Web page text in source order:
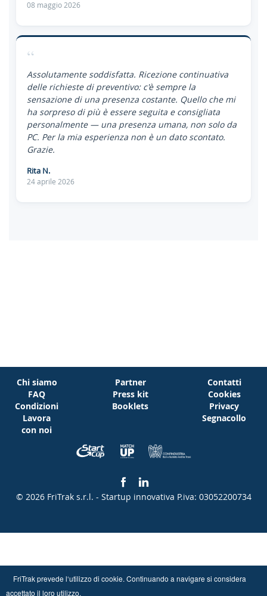
08 maggio 2026
“
Assolutamente soddisfatta. Ricezione continuativa
delle richieste di preventivo: c'è sempre la
sensazione di una presenza costante. Quello che mi
ha sorpreso di più è essere seguita e consigliata
personalmente — una presenza umana, non solo da
PC. Per la mia esperienza non è un dato scontato.
Grazie.
Rita N.
24 aprile 2026
Chi siamo
FAQ
Condizioni
Lavora
con noi
Partner
Press kit
Booklets
Contatti
Cookies
Privacy
Segnacollo
© 2026 FriTrak s.r.l. - Startup innovativa P.iva: 03052200734
FriTrak prevede l‘utilizzo di cookie. Continuando a navigare si considera
accettato il loro utilizzo.